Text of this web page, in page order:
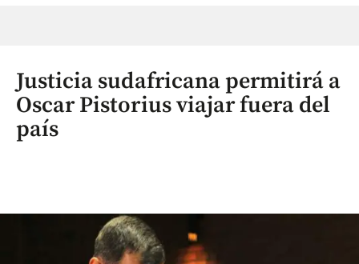
Justicia sudafricana permitirá a
Oscar Pistorius viajar fuera del
país